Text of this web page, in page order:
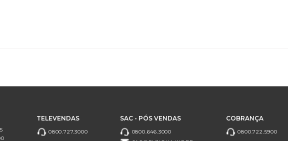
TELEVENDAS
0800.727.3000
SAC - PÓS VENDAS
0800.646.3000
COBRANÇA
0800.722.5900